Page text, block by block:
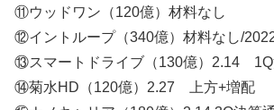
⑪ウッドワン（120億）材料なし
⑫イントループ（340億）材料なし/
⑬スマートドライブ（130億）2.14 1Q
⑭菊水HD（120億）2.27 上方+増配